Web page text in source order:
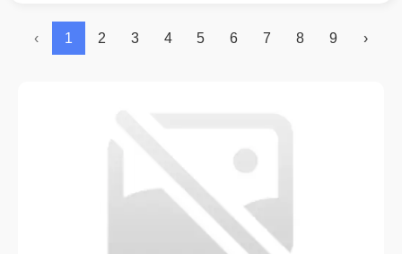
‹ 1 2 3 4 5 6 7 8 9 ›